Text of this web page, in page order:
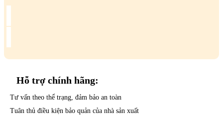
Hỗ trợ chính hãng:
Tư vấn theo thể trạng, đảm bảo an toàn
Tuân thủ điều kiện bảo quản của nhà sản xuất